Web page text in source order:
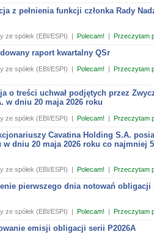
z pełnienia funkcji członka Rady
ze spółek (EBI/ESPI) | Polecam! | Przeczytam
raport kwartalny QSr
ze spółek (EBI/ESPI) | Polecam! | Przeczytam
o treści uchwał podjętych przez
w dniu 20 maja 2026 roku
ze spółek (EBI/ESPI) | Polecam! | Przeczytam
Cavatina Holding S.A.
dniu 20 maja 2026 roku co najmniej
ze spółek (EBI/ESPI) | Polecam! | Przeczytam
pierwszego dnia notowań obligacji
ze spółek (EBI/ESPI) | Polecam! | Przeczytam
emisji obligacji serii P2026A